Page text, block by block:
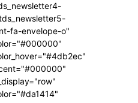
fa-envelope-o"